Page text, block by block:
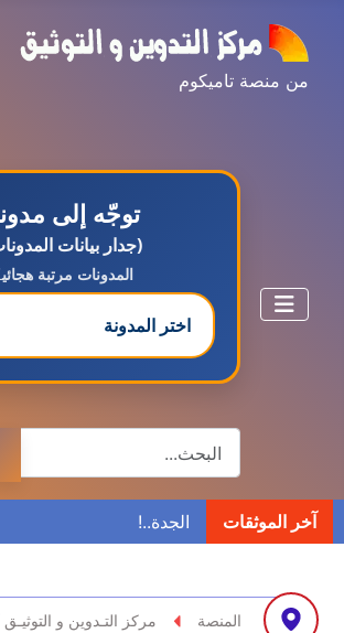
من منصة تاميكوم
توجّه إلى
(جدار بيانات
المدونات مرتبة
اختر المدونة
مدونة ابراهيم البراعم
عاملة
البحث
آخر الموثقات
المنصة
مركز التـدوين و